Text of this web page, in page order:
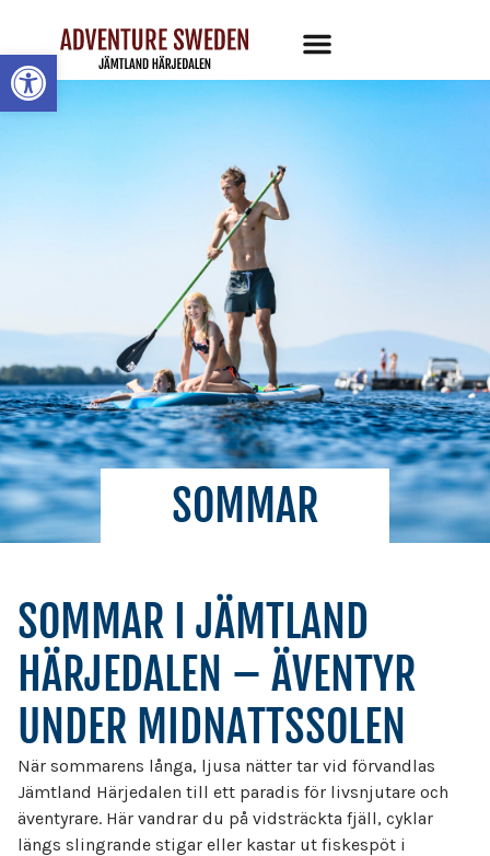
Öppna toolbar
SOMMAR
SOMMAR I JÄMTLAND
HÄRJEDALEN – ÄVENTYR
UNDER MIDNATTSSOLEN
När sommarens långa, ljusa nätter tar vid förvandlas
Jämtland Härjedalen till ett paradis för livsnjutare och
äventyrare. Här vandrar du på vidsträckta fjäll, cyklar
längs slingrande stigar eller kastar ut fiskespöt i